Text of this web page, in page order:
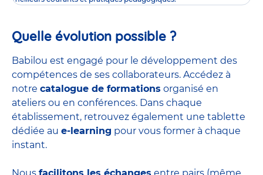
Quelle évolution possible ?
Babilou est engagé pour le développement des
compétences de ses collaborateurs. Accédez à
notre catalogue de formations organisé en
ateliers ou en conférences. Dans chaque
établissement, retrouvez également une tablette
dédiée au e-learning pour vous former à chaque
instant.